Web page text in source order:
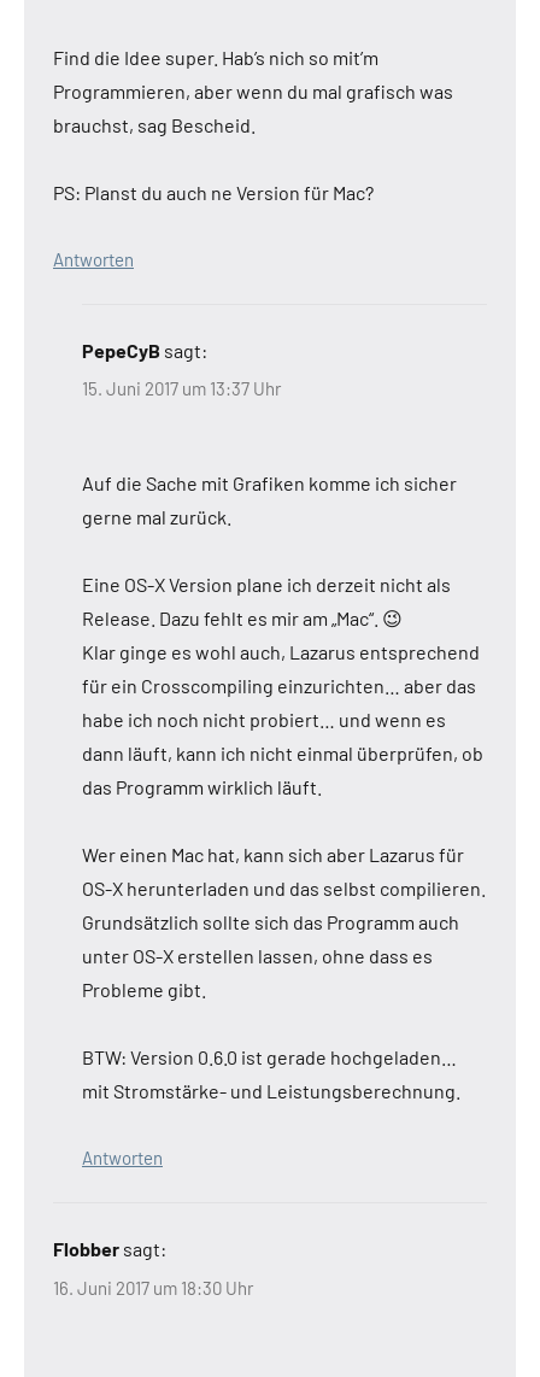
Find die Idee super. Hab’s nich so mit’m
Programmieren, aber wenn du mal grafisch was
brauchst, sag Bescheid.
PS: Planst du auch ne Version für Mac?
Antworten
PepeCyB sagt:
15. Juni 2017 um 13:37 Uhr
Auf die Sache mit Grafiken komme ich sicher
gerne mal zurück.
Eine OS-X Version plane ich derzeit nicht als
Release. Dazu fehlt es mir am „Mac“. 😉
Klar ginge es wohl auch, Lazarus entsprechend
für ein Crosscompiling einzurichten… aber das
habe ich noch nicht probiert… und wenn es
dann läuft, kann ich nicht einmal überprüfen, ob
das Programm wirklich läuft.
Wer einen Mac hat, kann sich aber Lazarus für
OS-X herunterladen und das selbst compilieren.
Grundsätzlich sollte sich das Programm auch
unter OS-X erstellen lassen, ohne dass es
Probleme gibt.
BTW: Version 0.6.0 ist gerade hochgeladen…
mit Stromstärke- und Leistungsberechnung.
Antworten
Flobber sagt:
16. Juni 2017 um 18:30 Uhr